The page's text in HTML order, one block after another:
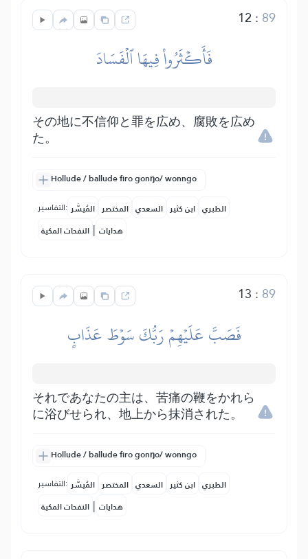
12 : 89
فَأَكۡثَرُواْ فِيهَا ٱلۡفَسَادَ
その地に不信仰と罪を広め、腐敗を広め
た。
Hollude / ballude firo gonŋo/ wonngo
التفاسير: المُيسَّر المختصر السعدي ابن كثير الطبري
النفحات المكية | هدايات
13 : 89
فَصَبَّ عَلَيۡهِمۡ رَبُّكَ سَوۡطَ عَذَابٍ
それであなたの主は、苦痛の鞭をかれら
に浴びせられ、地上から抹消された。
Hollude / ballude firo gonŋo/ wonngo
التفاسير: المُيسَّر المختصر السعدي ابن كثير الطبري
النفحات المكية | هدايات